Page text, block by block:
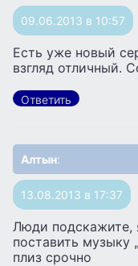
09.06.2013 в 10:57
Есть уже новый
взгляд отличный.
Ответить
Алтын:
13.08.2013 в 17:37
Люди подскажите,
поставить музыку
плиз срочно